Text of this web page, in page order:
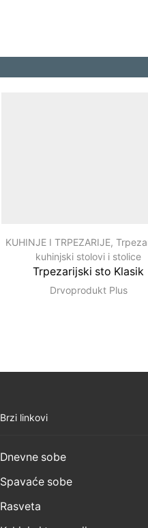
KUHINJE I TRPEZARIJE,
kuhinjski stolovi i stolice
Trpezarijski sto Klasik
Drvoprodukt Plus
Brzi linkovi
Dnevne sobe
Spavaće sobe
Rasveta